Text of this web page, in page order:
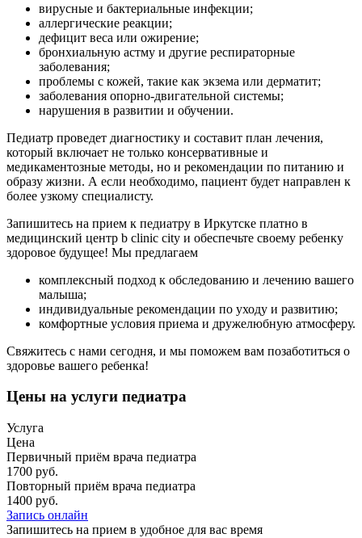
вирусные и бактериальные инфекции;
аллергические реакции;
дефицит веса или ожирение;
бронхиальную астму и другие респираторные
заболевания;
проблемы с кожей, такие как экзема или дерматит;
заболевания опорно-двигательной системы;
нарушения в развитии и обучении.
Педиатр проведет диагностику и составит план лечения,
который включает не только консервативные и
медикаментозные методы, но и рекомендации по питанию и
образу жизни. А если необходимо, пациент будет направлен к
более узкому специалисту.
Запишитесь на прием к педиатру в Иркутске платно в
медицинский центр b clinic city и обеспечьте своему ребенку
здоровое будущее! Мы предлагаем
комплексный подход к обследованию и лечению вашего
малыша;
индивидуальные рекомендации по уходу и развитию;
комфортные условия приема и дружелюбную атмосферу.
Свяжитесь с нами сегодня, и мы поможем вам позаботиться о
здоровье вашего ребенка!
Цены на услуги педиатра
Услуга
Цена
Первичный приём врача педиатра
1700 руб.
Повторный приём врача педиатра
1400 руб.
Запись онлайн
Запишитесь на прием в удобное для вас время